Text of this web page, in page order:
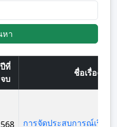
หา
ปีที่
จบ
ชื่อเรื่อง